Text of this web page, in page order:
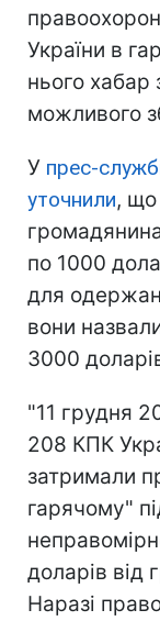
України в
нього хабар
можливого
У прес-
уточнили, що
по 1000
для
вони
3000
"11 грудня
208 КПК
затримали
гарячому"
доларів від
Наразі